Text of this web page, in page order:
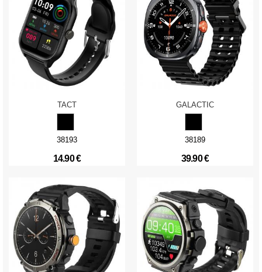
TACT
38193
14.90 €
GALACTIC
38189
39.90 €